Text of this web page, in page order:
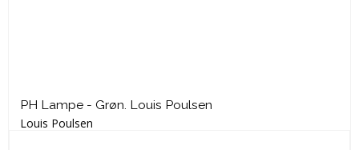
PH Lampe - Grøn. Louis Poulsen
Louis Poulsen